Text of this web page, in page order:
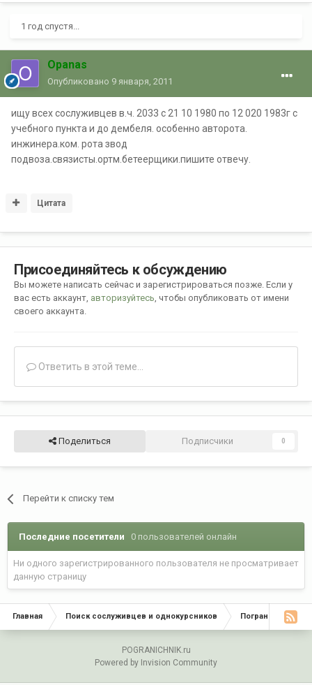
1 год спустя...
Opanas
Опубликовано 9 января, 2011
ищу всех сослуживцев в.ч. 2033 с 21 10 1980 по 12 020 1983г с
учебного пункта и до дембеля. особенно авторота.
инжинера.ком. рота звод
подвоза.связисты.ортм.бетеерщики.пишите отвечу.
Цитата
Присоединяйтесь к обсуждению
Вы можете написать сейчас и зарегистрироваться позже. Если у
вас есть аккаунт, авторизуйтесь, чтобы опубликовать от имени
своего аккаунта.
Ответить в этой теме...
Поделиться Подписчики 0
Перейти к списку тем
Последние посетители 0 пользователей онлайн
Ни одного зарегистрированного пользователя не просматривает
данную страницу
Главная Поиск сослуживцев и однокурсников Пограничные
POGRANICHNIK.ru
Powered by Invision Community